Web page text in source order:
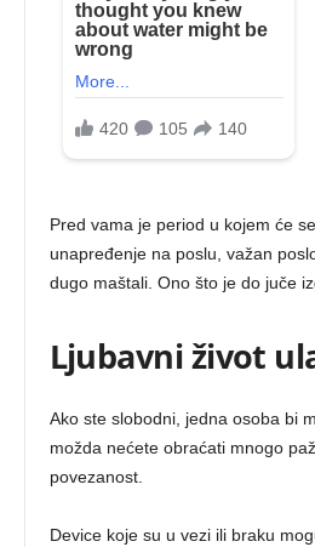
Pred vama je period u kojem će
unapređenje na poslu, važan
dugo maštali. Ono što je do juče
Ljubavni život
Ako ste slobodni, jedna osoba bi
možda nećete obraćati mnogo
povezanost.
Device koje su u vezi ili braku